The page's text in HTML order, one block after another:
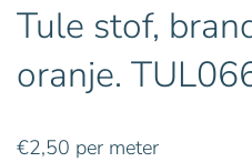
Tule stof,
oranje.
€2,50 per meter